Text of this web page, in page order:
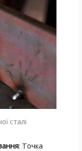
сталі
: Точка